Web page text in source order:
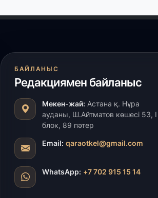
БАЙЛАНЫС
Редакциямен байланыс
Мекен-жай: Астана қ. Нұра
ауданы, Ш.Айтматов көшесі 53, І
блок, 89 пәтер
Email: qaraotkel@gmail.com
WhatsApp: +7 702 915 15 14